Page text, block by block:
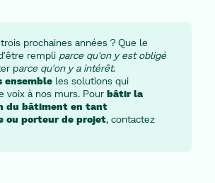
prochaines années ? Que le
rempli parce qu'on y est obligé
parce qu'on y a intérêt.
ensemble les solutions qui
voix à nos murs. Pourbâtir la
du bâtiment en tant
ou porteur de projet, contactez